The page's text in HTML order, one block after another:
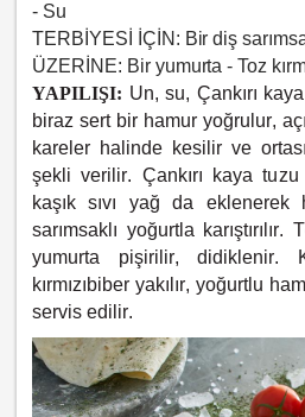
- Su
TERBİYESİ İÇİN: Bir diş
ÜZERİNE: Bir yumurta -Toz
YAPILIŞI: Un, su, Çankırı
biraz sert bir hamur yoğrulur,
kareler halinde kesilir ve
şekli verilir. Çankırı kaya
kaşık sıvı yağ da eklenerek
sarımsaklı yoğurtla karıştırılır.
yumurta pişirilir, didiklenir.
kırmızıbiber yakılır, yoğurtlu
servis edilir.